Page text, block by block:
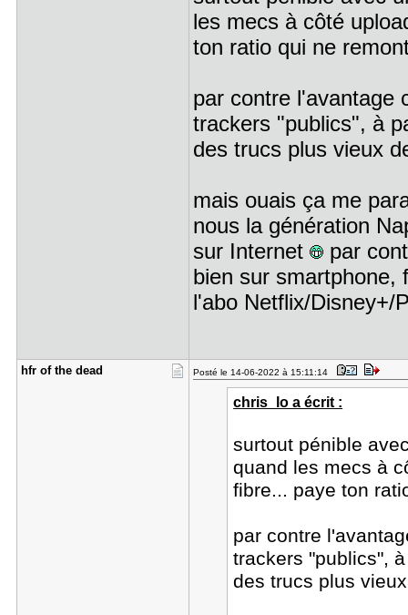
les mecs à côté
ton ratio qui ne
par contre l'avantage
trackers "publics", à
des trucs plus vieux
mais ouais ça me
nous la génération
sur Internet
par
bien sur smartphone,
l'abo Netflix/Disney+/
hfr of the​ dead Posté le 14-06-2022 à 15:11:14
chris_lo a écrit :
surtout pénible
quand les mecs à
fibre... paye ton
par contre
trackers "publics",
des trucs plus